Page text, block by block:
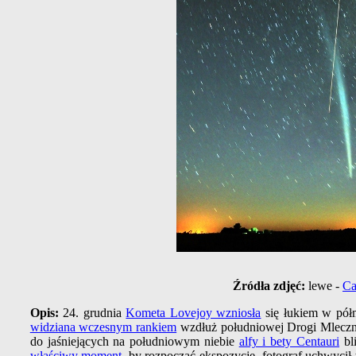
Źródła zdjęć: lewe -
Opis: 24. grudniaKometa Lovejoy wzniosła się łukiem w
widziana wczesnym rankiem wzdłuż południowej Drogi
do jaśniejących na południowym niebie alfy i bety Centauri